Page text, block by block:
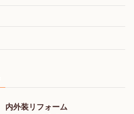
内外装リフォーム